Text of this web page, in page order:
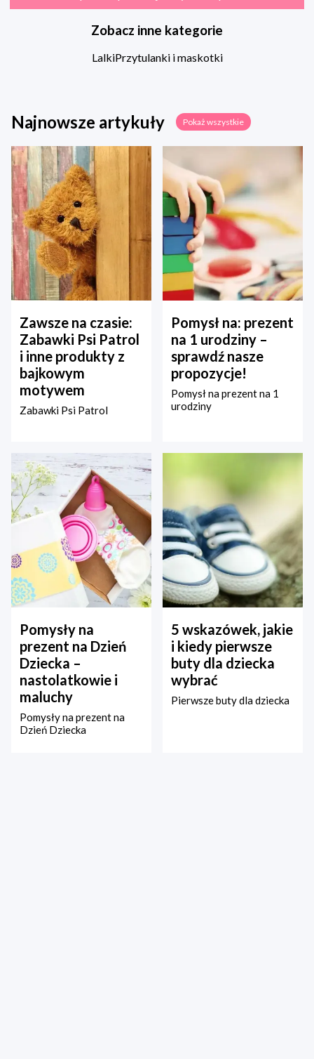
Zobacz inne kategorie
LalkiPrzytulanki i maskotki
Najnowsze artykuły Pokaż wszystkie
Zawsze na czasie:
Zabawki Psi Patrol
i inne produkty z
bajkowym
motywem
Zabawki Psi Patrol
Pomysł na: prezent
na 1 urodziny –
sprawdź nasze
propozycje!
Pomysł na prezent na 1
urodziny
Pomysły na
prezent na Dzień
Dziecka –
nastolatkowie i
maluchy
Pomysły na prezent na
Dzień Dziecka
5 wskazówek, jakie
i kiedy pierwsze
buty dla dziecka
wybrać
Pierwsze buty dla dziecka